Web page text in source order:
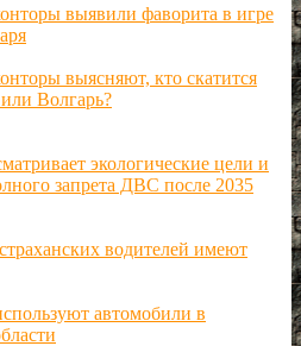
выявили фаворита в игре
выясняют, кто скатится
Волгарь?
экологические цели и
запрета ДВС после 2035
водителей имеют
автомобили в